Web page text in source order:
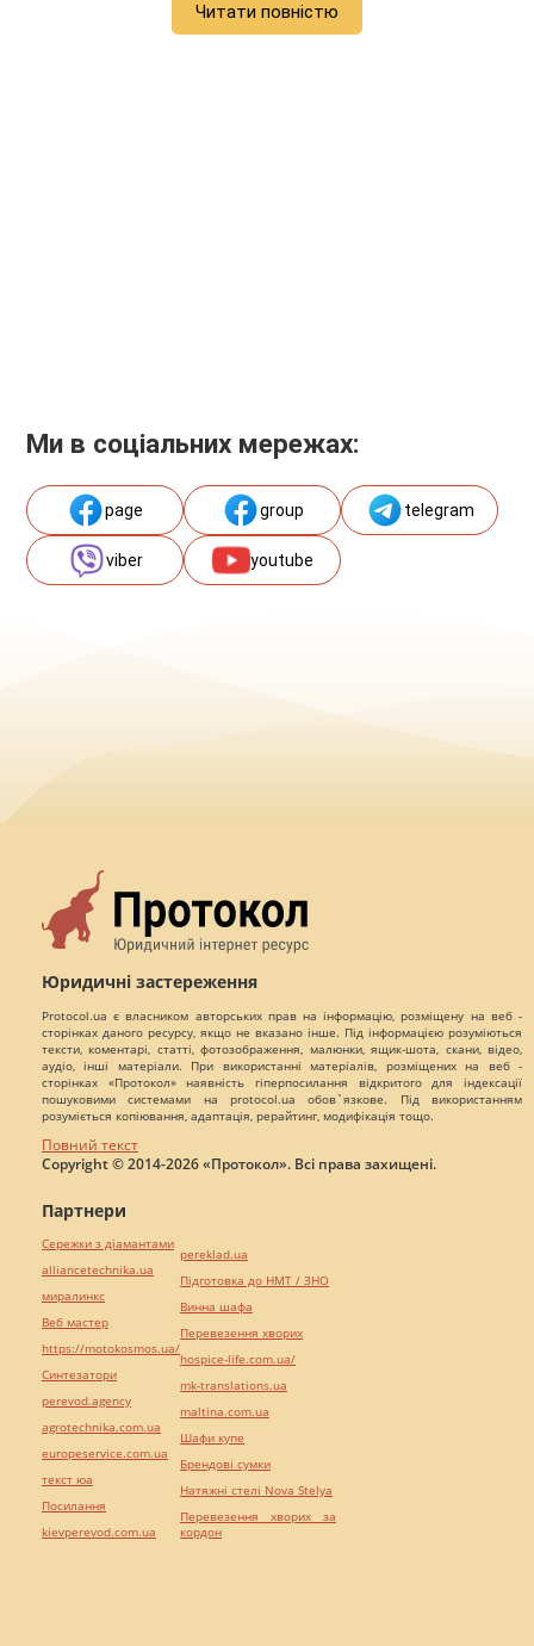
Читати повністю
Ми в соціальних мережах:
page group telegram
viber youtube
Юридичні застереження
Protocol.ua є власником авторських прав на інформацію, розміщену на веб -
сторінках даного ресурсу, якщо не вказано інше. Під інформацією розуміються
тексти, коментарі, статті, фотозображення, малюнки, ящик-шота, скани, відео,
аудіо, інші матеріали. При використанні матеріалів, розміщених на веб -
сторінках «Протокол» наявність гіперпосилання відкритого для індексації
пошуковими системами на protocol.ua обов`язкове. Під використанням
розуміється копіювання, адаптація, рерайтинг, модифікація тощо.
Повний текст
Copyright © 2014-2026 «Протокол». Всі права захищені.
Партнери
Сережки з діамантами
alliancetechnika.ua
миралинкс
Веб мастер
https://motokosmos.ua/
Синтезатори
perevod.agency
agrotechnika.com.ua
europeservice.com.ua
текст юа
Посилання
kievperevod.com.ua
pereklad.ua
Підготовка до НМТ / ЗНО
Винна шафа
Перевезення хворих
hospice-life.com.ua/
mk-translations.ua
maltina.com.ua
Шафи купе
Брендові сумки
Натяжні стелі Nova Stelya
Перевезення хворих за
кордон